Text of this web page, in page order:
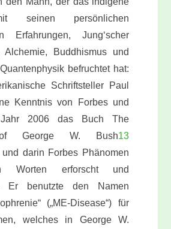
seinen persönlichen
Erfahrungen, Jung‘scher
Alchemie, Buddhismus und
befruchtet hat:
Schriftsteller Paul
Kenntnis von Forbes und
2006 das Buch The
of George W. Bush13
und darin Forbes Phänomen
Worten erforscht und
Er benutzte den Namen
(„ME-Disease“) für
welches in George W.